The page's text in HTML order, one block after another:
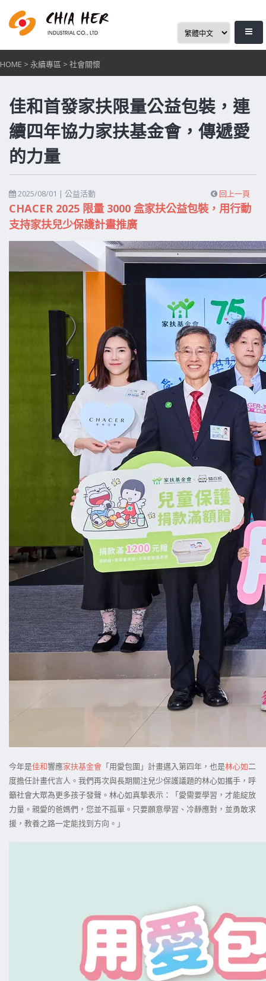
HOME > 永續專區 > 社會關懷
佳和首發家扶限量公益包裝，連
續四年協力家扶基金會，傳遞愛
的力量
2025/08/01 | 公益活動 回上一頁
CHACER 2025 限量 3000 盒家扶公益包裝，用行動
支持家扶兒少保護計畫推廣
今年是佳和響應家扶基金會 「用愛包圍」計畫邁入第四年，也是林心如二
度擔任計畫代言人。我們再次與長期關注兒少保護議題的林心如攜手，呼
籲社會大眾為更多孩子發聲。林心如真摯表示：「愛需要學習，才能綻放
力量。親愛的爸媽們，您並不孤單。只要願意學習、冷靜應對，並勇敢求
援，教養之路一定能找到方向。」